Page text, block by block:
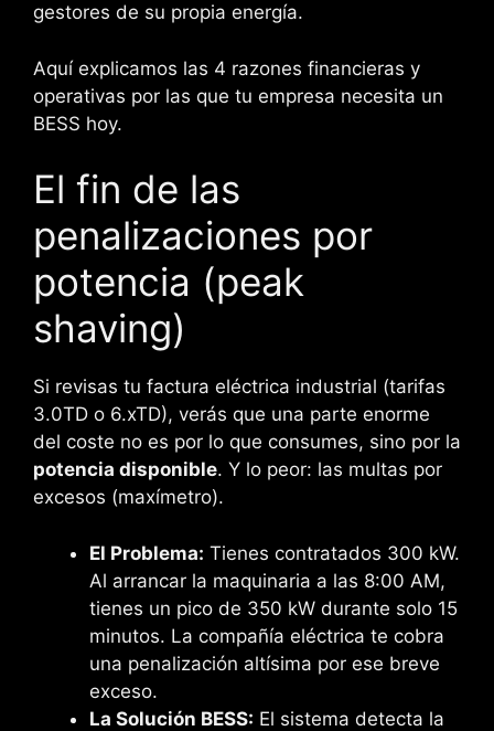
gestores de su propia energía.
Aquí explicamos las 4 razones financieras y
operativas por las que tu empresa necesita un
BESS hoy.
El fin de las
penalizaciones por
potencia (peak
shaving)
Si revisas tu factura eléctrica industrial (tarifas
3.0TD o 6.xTD), verás que una parte enorme
del coste no es por lo que consumes, sino por la
potencia disponible. Y lo peor: las multas por
excesos (maxímetro).
El Problema: Tienes contratados 300 kW.
Al arrancar la maquinaria a las 8:00 AM,
tienes un pico de 350 kW durante solo 15
minutos. La compañía eléctrica te cobra
una penalización altísima por ese breve
exceso.
La Solución BESS: El sistema detecta la